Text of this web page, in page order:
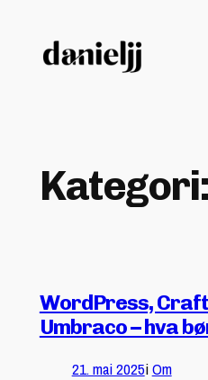
innhold
Kategori:
WordPress,
Umbraco – hva
21. mai 2025iOm